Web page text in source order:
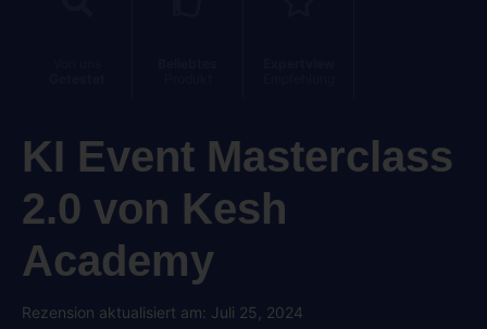
KI Event Masterclass
2.0 von Kesh
Academy
Rezension aktualisiert am: Juli 25, 2024